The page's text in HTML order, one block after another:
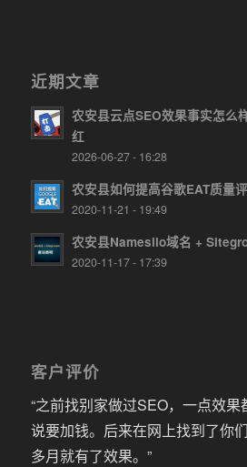
近期文章
农安县云点SEO效果事实怎么
红
2026-06-27 - 16:28
农安县如何提高谷歌EAT质量
2020-11-21 - 19:49
农安县Namesilo域名 +
2020-11-17 - 17:39
客户评价
“之前找别家做过SEO，一点效
说要加钱。后来在网上找到了你
多月就有了效果。”